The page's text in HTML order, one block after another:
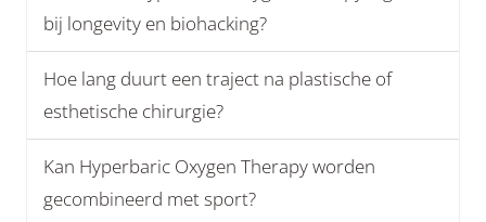
bij longevity en biohacking?
Hoe lang duurt een traject na plastische of
esthetische chirurgie?
Kan Hyperbaric Oxygen Therapy worden
gecombineerd met sport?